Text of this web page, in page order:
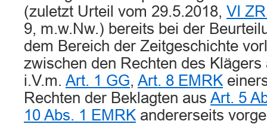
(zuletzt Urteil vom 29.5.2018, VI
9, m.w.Nw.) bereits bei der
dem Bereich der Zeitgeschichte
zwischen den Rechten des
i.V.m. Art. 1 GG, Art. 8 EMRK
Rechten der Beklagten aus Art. 5
10 Abs. 1 EMRK andererseits